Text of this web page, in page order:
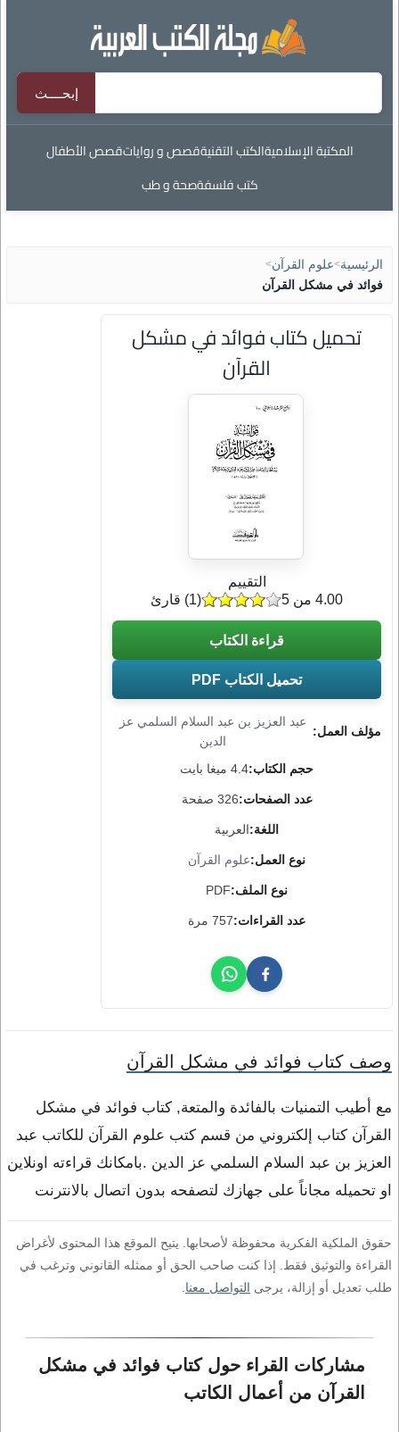
المكتبة الإسلاميةالكتب التقنيةقصص و رواياتقصص الأطفال
كتب فلسفةصحة و طب
الرئيسية>علوم القرآن>
فوائد في مشكل القرآن
تحميل كتاب فوائد في مشكل
القرآن
مؤلف العمل:
عبد العزيز بن عبد السلام السلمي عز
الدين
حجم الكتاب:4.4 ميغا بايت
عدد الصفحات:326 صفحة
اللغة:العربية
نوع العمل:علوم القرآن
نوع الملف:PDF
عدد القراءات:757 مرة
التقييم
(
1) قارئ 4.00 من 5
قراءة الكتاب
تحميل الكتاب PDF
وصف كتاب فوائد في مشكل القرآن
مع أطيب التمنيات بالفائدة والمتعة, كتاب فوائد في مشكل
القرآن كتاب إلكتروني من قسم كتب علوم القرآن للكاتب عبد
العزيز بن عبد السلام السلمي عز الدين .بامكانك قراءته اونلاين
او تحميله مجاناً على جهازك لتصفحه بدون اتصال بالانترنت
حقوق الملكية الفكرية محفوظة لأصحابها. يتيح الموقع هذا المحتوى لأغراض
القراءة والتوثيق فقط. إذا كنت صاحب الحق أو ممثله القانوني وترغب في
طلب تعديل أو إزالة، يرجى التواصل معنا
مشاركات القراء حول كتاب فوائد في مشكل
القرآن من أعمال الكاتب